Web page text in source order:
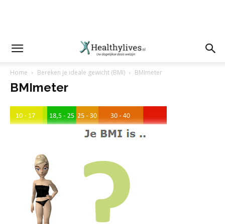
Home Bereken je ideale gewicht (BMI) BMImeter
BMImeter